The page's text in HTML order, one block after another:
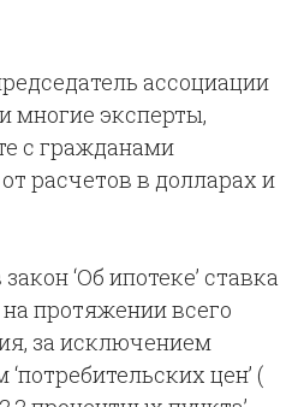
ассоциации
и многие эксперты,
с гражданами
расчетов в долларах и
‘Об ипотеке’ ставка
протяжении всего
за исключением
цен’ (